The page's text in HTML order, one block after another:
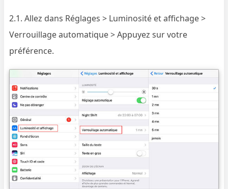
2.1. Allez dans Réglages > Luminosité et affichage >
Verrouillage automatique > Appuyez sur votre
préférence.